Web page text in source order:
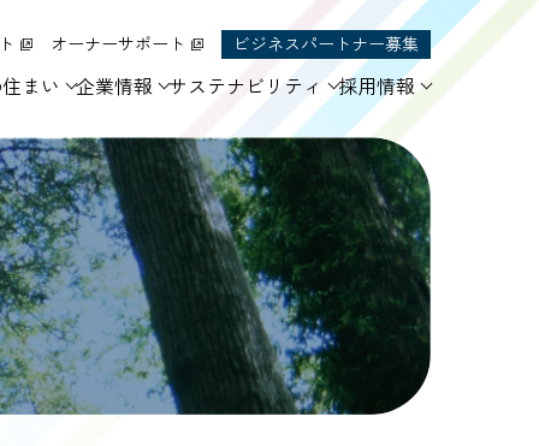
オーナーサポート ビジネスパートナー募集
まい 企業情報 サステナビリティ 採用情報